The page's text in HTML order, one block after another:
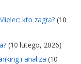
kto zagra? (10
(10 lutego, 2026)
i analiza (10